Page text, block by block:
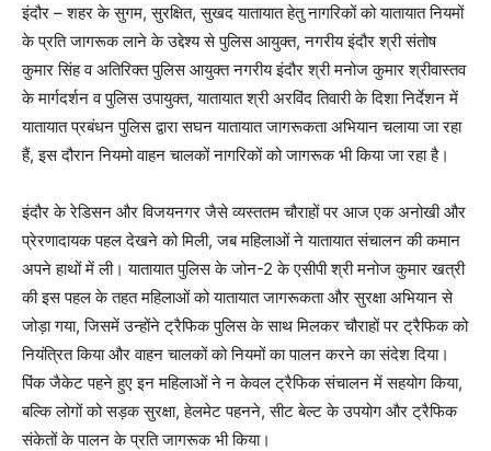
इंदौर – शहर के सुगम, सुरक्षित, सुखद यातायात हेतु नागरिकों को यातायात नियमों
के प्रति जागरूक लाने के उद्देश्य से पुलिस आयुक्त, नगरीय इंदौर श्री संतोष
कुमार सिंह व अतिरिक्त पुलिस आयुक्त नगरीय इंदौर श्री मनोज कुमार श्रीवास्तव
के मार्गदर्शन व पुलिस उपायुक्त, यातायात श्री अरविंद तिवारी के दिशा निर्देशन में
यातायात प्रबंधन पुलिस द्वारा सघन यातायात जागरूकता अभियान चलाया जा रहा
हैं, इस दौरान नियमो वाहन चालकों नागरिकों को जागरूक भी किया जा रहा है।
इंदौर के रेडिसन और विजयनगर जैसे व्यस्ततम चौराहों पर आज एक अनोखी और
प्रेरणादायक पहल देखने को मिली, जब महिलाओं ने यातायात संचालन की कमान
अपने हाथों में ली। यातायात पुलिस के जोन-2 के एसीपी श्री मनोज कुमार खत्री
की इस पहल के तहत महिलाओं को यातायात जागरूकता और सुरक्षा अभियान से
जोड़ा गया, जिसमें उन्होंने ट्रैफिक पुलिस के साथ मिलकर चौराहों पर ट्रैफिक को
नियंत्रित किया और वाहन चालकों को नियमों का पालन करने का संदेश दिया।
पिंक जैकेट पहने हुए इन महिलाओं ने न केवल ट्रैफिक संचालन में सहयोग किया,
बल्कि लोगों को सड़क सुरक्षा, हेलमेट पहनने, सीट बेल्ट के उपयोग और ट्रैफिक
संकेतों के पालन के प्रति जागरूक भी किया।